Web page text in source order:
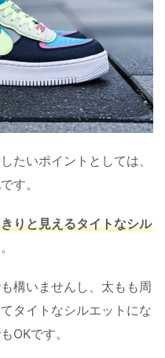
たいポイントとしては、
す。
りと見えるタイトなシル
構いませんし、太もも周
タイトなシルエットにな
OKです。